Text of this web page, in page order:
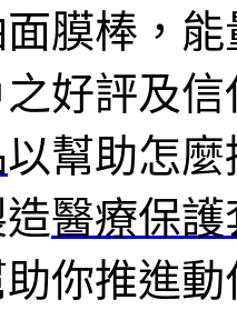
膜棒，
好評及
以幫助怎
醫療保護
你推進動